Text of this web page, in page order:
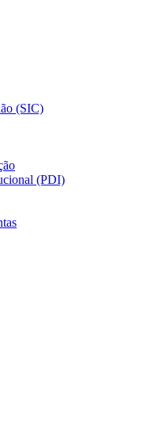
(SIC)
(PDI)